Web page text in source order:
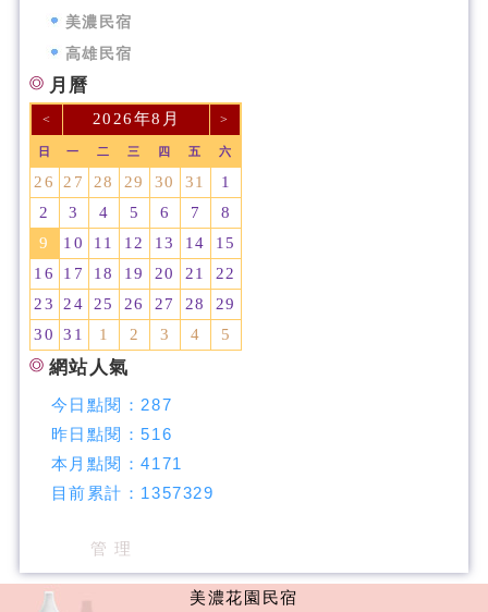
美濃民宿
高雄民宿
月曆
< 2026年8月 >
日 一 二 三 四 五 六
26 27 28 29 30 31
1
2
3 4 5 6 7
8
9
10 11 12 13 14
15
16
17 18 19 20 21
22
23
24 25 26 27 28
29
30
31 1 2 3 4 5
網站人氣
今日點閱： 287
昨日點閱：516
本月點閱：4171
目前累計： 1357329
管 理
美濃花園民宿